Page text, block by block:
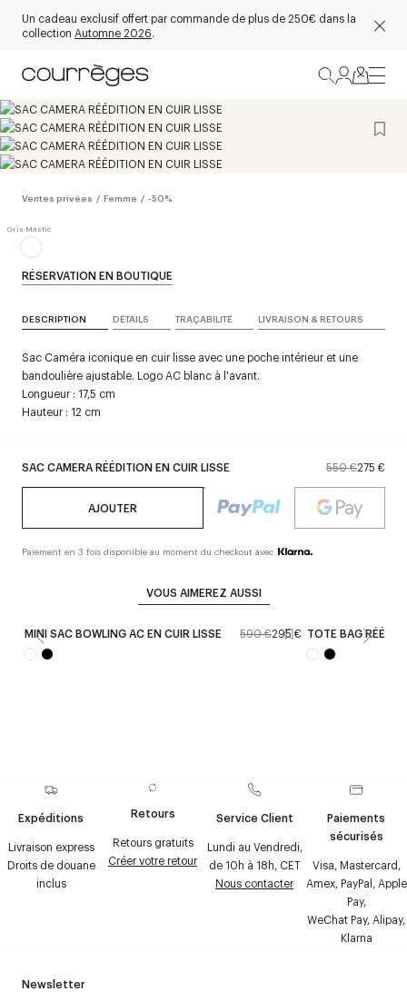
Un cadeau exclusif offert par commande de plus de 250€ dans la
collection Automne 2026.
Ventes privées / Femme / -50%
SAC CAMERA RÉÉDITION EN CUIR LISSE 550 €275 €
AJOUTER
Paiement en 3 fois disponible au moment du checkout avec
RÉSERVATION EN BOUTIQUE
DESCRIPTION DÉTAILS TRAÇABILITÉ LIVRAISON & RETOURS
Sac Caméra iconique en cuir lisse avec une poche intérieur et une
bandoulière ajustable. Logo AC blanc à l'avant.
Longueur : 17,5 cm
Hauteur : 12 cm
VOUS AIMEREZ AUSSI
MINI SAC BOWLING AC EN CUIR LISSE 590 €295 € TOTE BAG
Expéditions
Livraison express
Droits de douane
inclus
Retours
Retours gratuits
Créer votre retour
Service Client
Lundi au Vendredi,
de 10h à 18h, CET
Nous contacter
Paiements
sécurisés
Visa, Mastercard,
Amex, PayPal, Apple
Pay,
WeChat Pay, Alipay,
Klarna
Newsletter